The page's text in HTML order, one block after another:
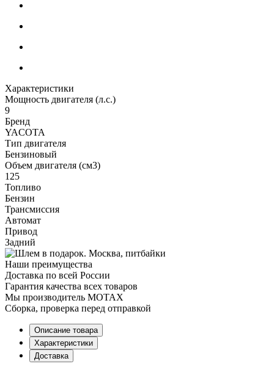
Характеристики
Мощность двигателя (л.с.)
9
Бренд
YACOTA
Тип двигателя
Бензиновый
Объем двигателя (см3)
125
Топливо
Бензин
Трансмиссия
Автомат
Привод
Задний
Наши преимущества
Доставка по всей России
Гарантия качества всех товаров
Мы производитель MOTAX
Сборка, проверка перед отправкой
Описание товара
Характеристики
Доставка